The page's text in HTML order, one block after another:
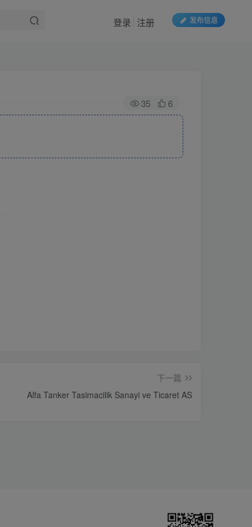
发布信息
登录 注册
35 6
下一篇
Alfa Tanker Tasimacilik Sanayi ve Ticaret AS